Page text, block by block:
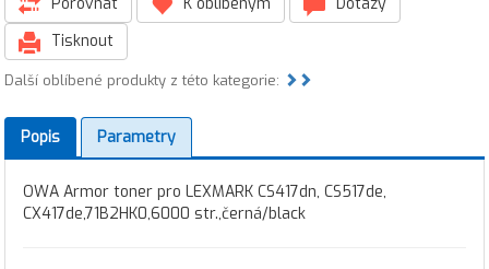
Tisknout
Další oblíbené produkty z této kategorie:
Popis Parametry
OWA Armor toner pro LEXMARK CS417dn, CS517de,
CX417de,71B2HK0,6000 str.,černá/black